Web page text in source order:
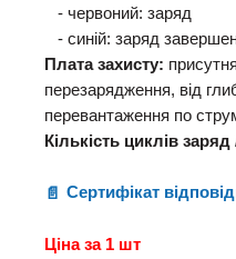
- червоний: заряд
- синій: заряд
Плата захисту:
перезарядження, від
перевантаження по
Кількість циклів
Сертифікат
Ціна за 1 шт